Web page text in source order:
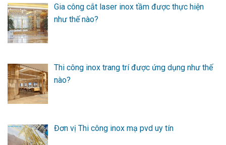
Gia công cắt laser inox tầm được thực hiện
như thế nào?
Thi công inox trang trí được ứng dụng như thế
nào?
Đơn vị Thi công inox mạ pvd uy tín